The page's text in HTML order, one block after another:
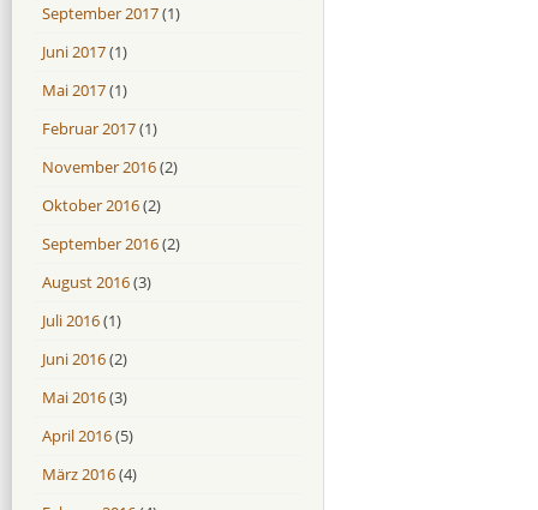
September 2017(1)
Juni 2017(1)
Mai 2017(1)
Februar 2017(1)
November 2016(2)
Oktober 2016(2)
September 2016(2)
August 2016(3)
Juli 2016(1)
Juni 2016(2)
Mai 2016(3)
April 2016(5)
März 2016(4)